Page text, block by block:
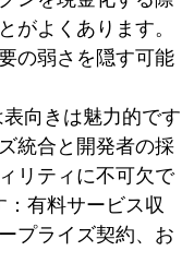
がよくあります。
の弱さを隠す可能
向きは魅力的です
統合と開発者の採
リティに不可欠で
有料サービス収
プライズ契約、お